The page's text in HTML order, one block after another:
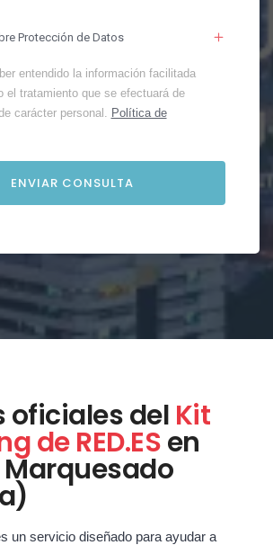
Protección de Datos
entendido la información facilitada
el tratamiento que se efectuará de
carácter personal. Política de
oficiales del Kit
de RED.ESen
Marquesado
un servicio diseñado para ayudar a